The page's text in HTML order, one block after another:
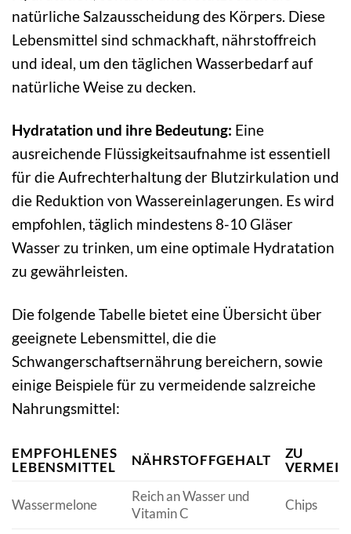
natürliche Salzausscheidung des Körpers. Diese
Lebensmittel sind schmackhaft, nährstoffreich
und ideal, um den täglichen Wasserbedarf auf
natürliche Weise zu decken.
Hydratation und ihre Bedeutung: Eine
ausreichende Flüssigkeitsaufnahme ist essentiell
für die Aufrechterhaltung der Blutzirkulation und
die Reduktion von Wassereinlagerungen. Es wird
empfohlen, täglich mindestens 8-10 Gläser
Wasser zu trinken, um eine optimale Hydratation
zu gewährleisten.
Die folgende Tabelle bietet eine Übersicht über
geeignete Lebensmittel, die die
Schwangerschaftsernährung bereichern, sowie
einige Beispiele für zu vermeidende salzreiche
Nahrungsmittel:
EMPFOHLENES
LEBENSMITTEL
NÄHRSTOFFGEHALT
ZU
Wassermelone
Reich an Wasser und
Vitamin C
Chips